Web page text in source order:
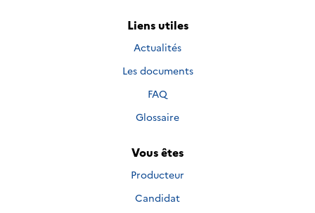
Liens utiles
Actualités
Les documents
FAQ
Glossaire
Vous êtes
Producteur
Candidat